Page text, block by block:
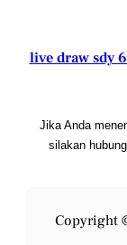
live draw sdy
Jika Anda
silakan
Copyright